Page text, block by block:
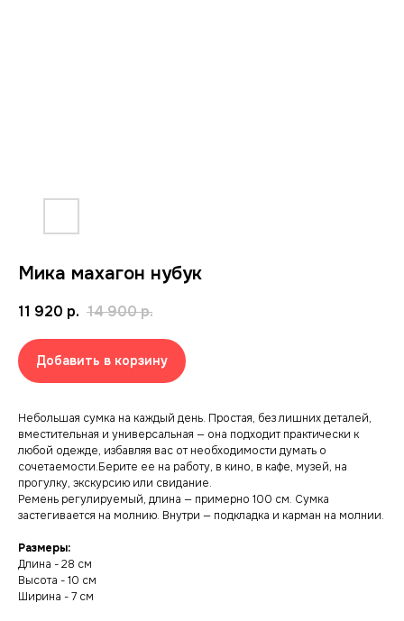
Мика махагон нубук
11 920 р. 14 900р.
Добавить в корзину
Небольшая сумка на каждый день. Простая, без лишних деталей,
вместительная и универсальная — она подходит практически к
любой одежде, избавляя вас от необходимости думать о
сочетаемости.Берите ее на работу, в кино, в кафе, музей, на
прогулку, экскурсию или свидание.
Ремень регулируемый, длина — примерно 100 см. Сумка
застегивается на молнию. Внутри — подкладка и карман на молнии.
Размеры:
Длина - 28 см
Высота - 10 см
Ширина - 7 см